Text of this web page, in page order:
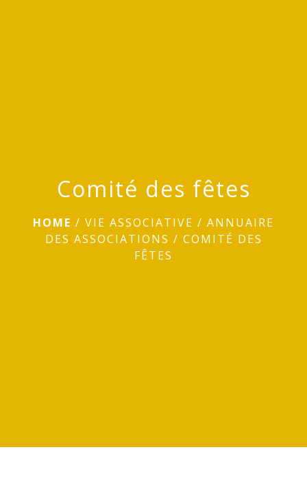
Comité des fêtes
HOME / VIE ASSOCIATIVE / ANNUAIRE
DES ASSOCIATIONS / COMITÉ DES
FÊTES